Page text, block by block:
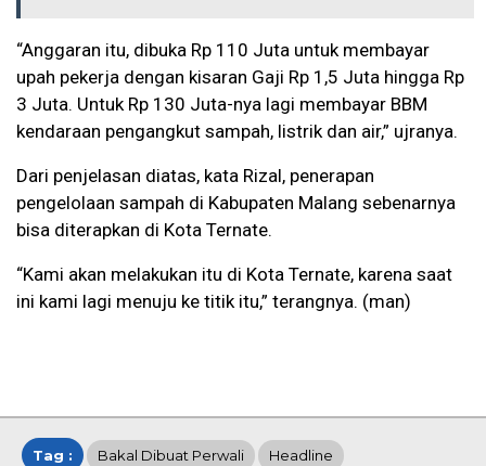
“Anggaran itu, dibuka Rp 110 Juta untuk membayar
upah pekerja dengan kisaran Gaji Rp 1,5 Juta hingga Rp
3 Juta. Untuk Rp 130 Juta-nya lagi membayar BBM
kendaraan pengangkut sampah, listrik dan air,” ujranya.
Dari penjelasan diatas, kata Rizal, penerapan
pengelolaan sampah di Kabupaten Malang sebenarnya
bisa diterapkan di Kota Ternate.
“Kami akan melakukan itu di Kota Ternate, karena saat
ini kami lagi menuju ke titik itu,” terangnya. (man)
Tag : Bakal Dibuat Perwali Headline